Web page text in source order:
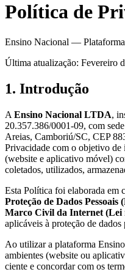
Política de
Ensino Nacional —
Última atualização: Fevereiro
1. Introdução
A Ensino Nacional LTDA,
20.357.386/0001-09, com
Areias, Camboriú/SC, CEP
Privacidade com o objetivo de
(website e aplicativo móvel)
coletados, utilizados,
Esta Política foi elaborada em
Proteção de Dados
Marco Civil da Internet (Lei
aplicáveis à proteção de dados
Ao utilizar a plataforma
ambientes (website ou
ciente e concordar com os